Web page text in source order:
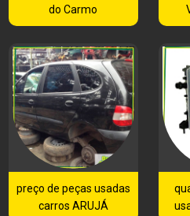
do Carmo
preço de peças usadas
carros ARUJÁ